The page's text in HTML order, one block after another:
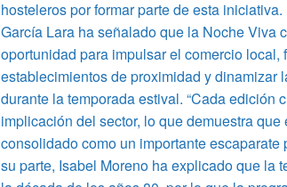
hosteleros por formar parte de esta
García Lara ha señalado que la Noche Viva
oportunidad para impulsar el comercio local,
establecimientos de proximidad y dinamizar
durante la temporada estival. “Cada edición
implicación del sector, lo que demuestra
consolidado como un importante escaparate
su parte, Isabel Moreno ha explicado que la